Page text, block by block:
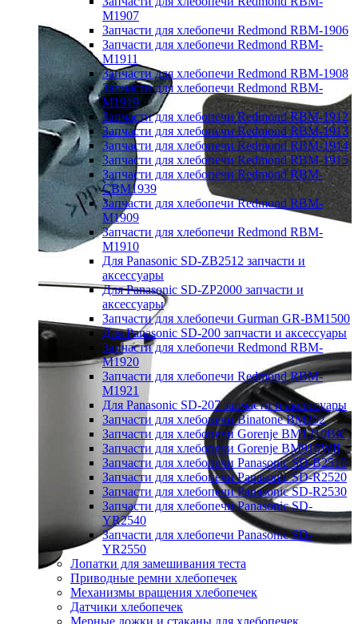
M1907
Запчасти для хлебопечи Redmond RBM-1906
Запчасти для хлебопечи Redmond RBM-
M1911
Запчасти для хлебопечи Redmond RBM-1908
Запчасти для хлебопечи Redmond RBM-
M1919
Запчасти для хлебопечи Redmond RBM-1912
Запчасти для хлебопечи Redmond RBM-1913
Запчасти для хлебопечи Redmond RBM-1914
Запчасти для хлебопечи Redmond RBM-1915
Запчасти для хлебопечи Redmond RBM-
CBM1939
Запчасти для хлебопечи Redmond RBM-
M1909
Запчасти для хлебопечи Redmond RBM-
M1910
Для Panasonic SD-ZB2512 запчасти и
аксессуары
Для Panasonic SD-ZP2000 запчасти и
аксессуары
Запчасти для хлебопечи Gurman GR-BM1500
Для Panasonic SD-200 запчасти и аксессуары
Запчасти для хлебопечи Redmond RBM-
M1920
Запчасти для хлебопечи Redmond RBM-
M1921
Для Panasonic SD-207 запчасти и аксессуары
Запчасти для хлебопечи Binatone BM202
Запчасти для хлебопечи Gorenje BM1210BK
Запчасти для хлебопечи Gorenje BM910WII
Запчасти для хлебопечи Panasonic SD-B2510
Запчасти для хлебопечи Panasonic SD-R2520
Запчасти для хлебопечи Panasonic SD-R2530
Запчасти для хлебопечи Panasonic SD-
YR2540
Запчасти для хлебопечи Panasonic SD-
YR2550
Лопатки для замешивания теста
Приводные ремни хлебопечек
Механизмы вращения хлебопечек
Датчики хлебопечек
Мерные ложки и стаканы для хлебопечек